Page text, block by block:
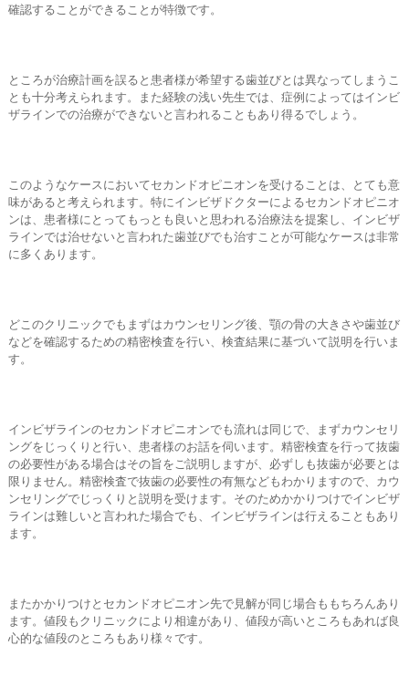
確認することができることが特徴です。
ところが治療計画を誤ると患者様が希望する歯並びとは異なってしまうこ
とも十分考えられます。また経験の浅い先生では、症例によってはインビ
ザラインでの治療ができないと言われることもあり得るでしょう。
このようなケースにおいてセカンドオピニオンを受けることは、とても意
味があると考えられます。特にインビザドクターによるセカンドオピニオ
ンは、患者様にとってもっとも良いと思われる治療法を提案し、インビザ
ラインでは治せないと言われた歯並びでも治すことが可能なケースは非常
に多くあります。
どこのクリニックでもまずはカウンセリング後、顎の骨の大きさや歯並び
などを確認するための精密検査を行い、検査結果に基づいて説明を行いま
す。
インビザラインのセカンドオピニオンでも流れは同じで、まずカウンセリ
ングをじっくりと行い、患者様のお話を伺います。精密検査を行って抜歯
の必要性がある場合はその旨をご説明しますが、必ずしも抜歯が必要とは
限りません。精密検査で抜歯の必要性の有無などもわかりますので、カウ
ンセリングでじっくりと説明を受けます。そのためかかりつけでインビザ
ラインは難しいと言われた場合でも、インビザラインは行えることもあり
ます。
またかかりつけとセカンドオピニオン先で見解が同じ場合ももちろんあり
ます。値段もクリニックにより相違があり、値段が高いところもあれば良
心的な値段のところもあり様々です。